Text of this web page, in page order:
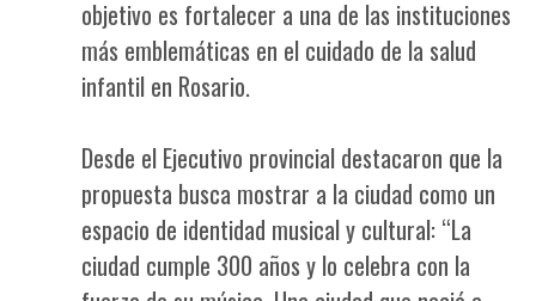
objetivo es fortalecer a una de las instituciones
más emblemáticas en el cuidado de la salud
infantil en Rosario.
Desde el Ejecutivo provincial destacaron que la
propuesta busca mostrar a la ciudad como un
espacio de identidad musical y cultural: “La
ciudad cumple 300 años y lo celebra con la